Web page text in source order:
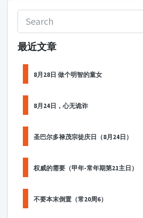
最近文章
8月28日 做个明智的童女
8月24日，心无诡诈
圣巴尔多禄茂宗徒庆日（8月24日）
权威的需要（甲年-常年期第21主日）
不要本末倒置（常20周6）